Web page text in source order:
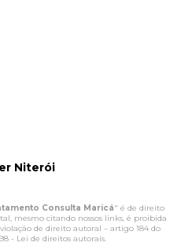
Niterói
Consulta Maricá" é de direito
mesmo citando nossos links, é proibida
de direito autoral – artigo 184 do
- Lei de direitos autorais.